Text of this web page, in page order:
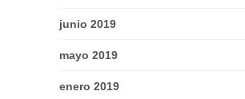
junio 2019
mayo 2019
enero 2019